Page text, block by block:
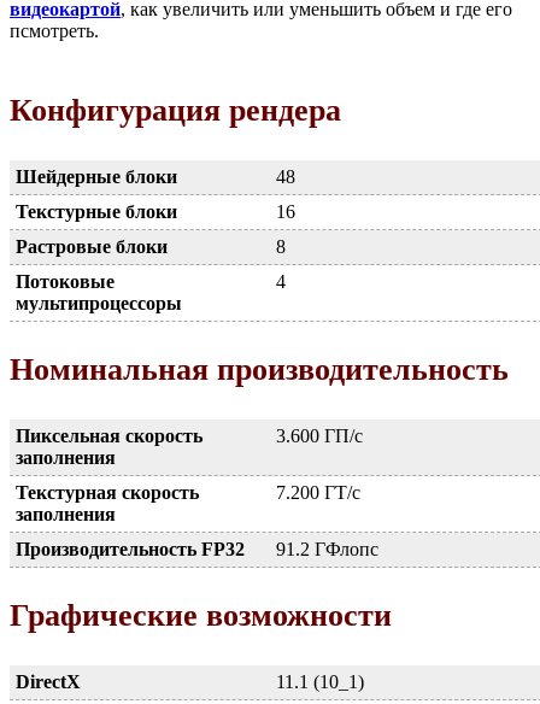
видеокартой, как увеличить или уменьшить объем и где его
псмотреть.
Конфигурация рендера
Шейдерные блоки
48
Текстурные блоки
16
Растровые блоки
8
Потоковые
мультипроцессоры
4
Номинальная производительность
Пиксельная скорость
заполнения
3.600 ГП/с
Текстурная скорость
заполнения
7.200 ГТ/с
Производительность FP32 91.2 ГФлопс
Графические возможности
DirectX
11.1 (10_1)